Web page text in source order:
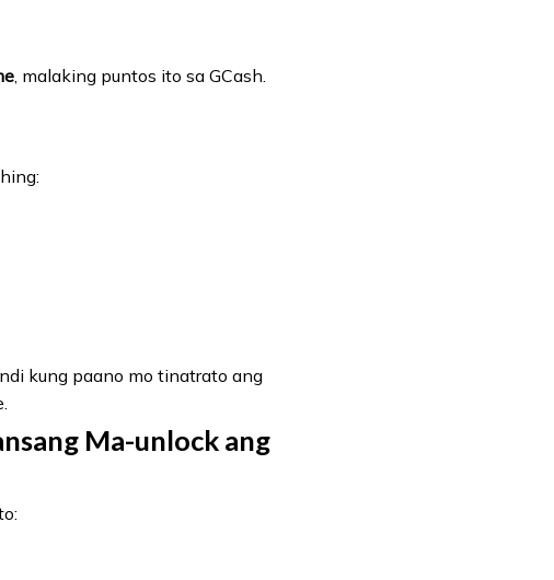
, malaking puntos ito sa GCash.
kung paano mo tinatrato ang
Ma-unlock ang